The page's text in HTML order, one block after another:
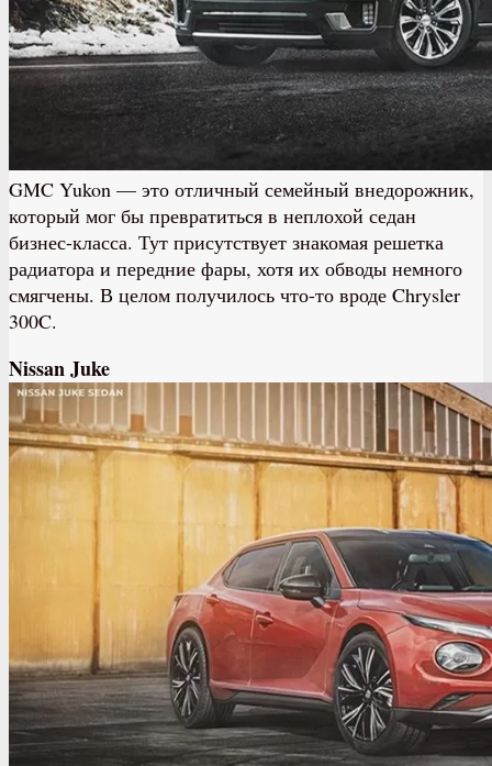
GMC Yukon — это отличный семейный внедорожник,
который мог бы превратиться в неплохой седан
бизнес-класса. Тут присутствует знакомая решетка
радиатора и передние фары, хотя их обводы немного
смягчены. В целом получилось что-то вроде Chrysler
300C.
Nissan Juke